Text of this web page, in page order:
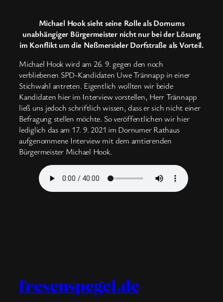
Michael Hook sieht seine Rolle als Dornums
unabhängiger Bürgermeister nicht nur bei der Lösung
im Konflikt um die Neßmersieler Dorfstraße als Vorteil.
Michael Hook wird am 26. 9. gegen den noch
verbliebenen SPD-Kandidaten Uwe Trännapp in einer
Stichwahl antreten. Eigentlich wollten wir beide
Kandidaten hier im Interview vorstellen, Herr Trännapp
ließ uns jedoch schriftlich wissen, dass er sich nicht einer
Befragung stellen möchte. So veröffentlichen wir hier
lediglich das am 17. 9. 2021 im Dornumer Rathaus
aufgenommene Interview mit dem amtierenden
Bürgermeister Michael Hook.
fresenspegel.de